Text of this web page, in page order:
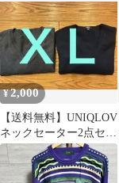
ビー 美品
¥2,000
【送料無料】UNIQLOV
ネックセーター2点セッ
ト(値引き最終)